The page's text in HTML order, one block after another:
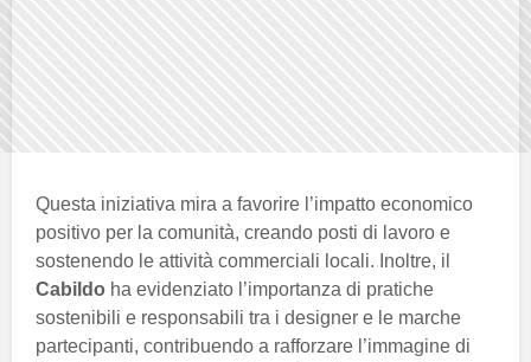
Questa iniziativa mira a favorire l’impatto economico
positivo per la comunità, creando posti di lavoro e
sostenendo le attività commerciali locali. Inoltre, il
Cabildo ha evidenziato l’importanza di pratiche
sostenibili e responsabili tra i designer e le marche
partecipanti, contribuendo a rafforzare l’immagine di